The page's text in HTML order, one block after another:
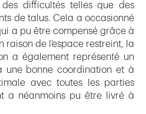
difficultés telles que des
de talus. Cela a occasionné
a pu être compensé grâce à
raison de l’espace restreint, la
a également représenté un
une bonne coordination et à
avec toutes les parties
a néanmoins pu être livré à